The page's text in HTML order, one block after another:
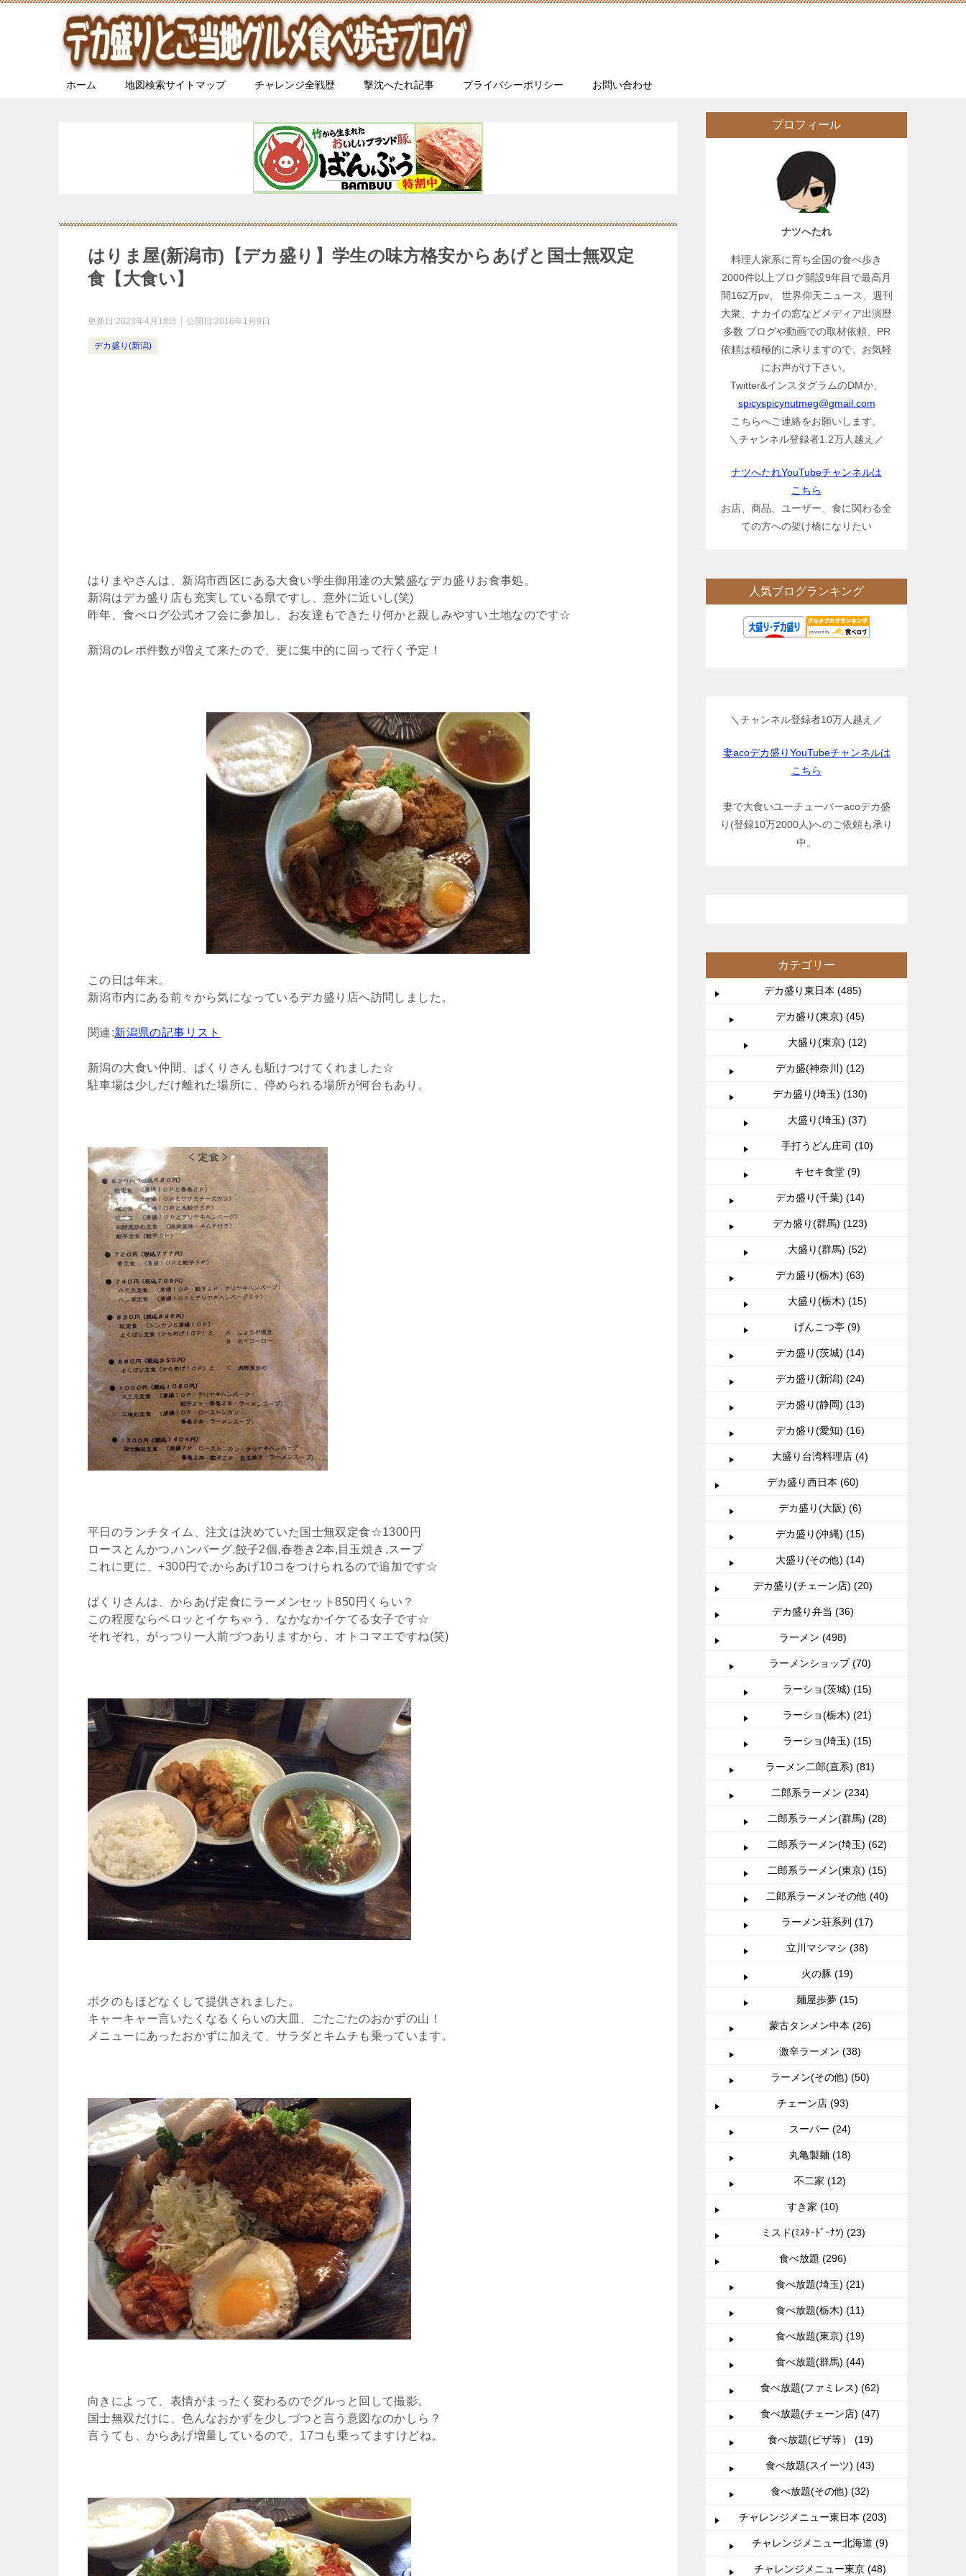
ホーム 地図検索サイトマップ チャレンジ全戦歴 撃沈へたれ記事 プライバシーポリシー お問い合わせ
はりま屋(新潟市)【デカ盛り】学生の味方格安からあげと国士無双定
食【大食い】
更新日:2023年4月18日 公開日:2016年1月9日
デカ盛り(新潟)
はりまやさんは、新潟市西区にある大食い学生御用達の大繁盛なデカ盛りお食事処。
新潟はデカ盛り店も充実している県ですし、意外に近いし(笑)
昨年、食べログ公式オフ会に参加し、お友達もできたり何かと親しみやすい土地なのです☆
新潟のレポ件数が増えて来たので、更に集中的に回って行く予定！
この日は年末。
新潟市内にある前々から気になっているデカ盛り店へ訪問しました。
関連:新潟県の記事リスト
新潟の大食い仲間、ぱくりさんも駈けつけてくれました☆
駐車場は少しだけ離れた場所に、停められる場所が何台もあり。
平日のランチタイム、注文は決めていた国士無双定食☆1300円
ロースとんかつ,ハンバーグ,餃子2個,春巻き2本,目玉焼き,スープ
これに更に、+300円で,からあげ10コをつけられるので追加です☆
ぱくりさんは、からあげ定食にラーメンセット850円くらい？
この程度ならペロッとイケちゃう、なかなかイケてる女子です☆
それぞれ、がっつり一人前づつありますから、オトコマエですね(笑)
ボクのもほどなくして提供されました。
キャーキャー言いたくなるくらいの大皿、ごたごたのおかずの山！
メニューにあったおかずに加えて、サラダとキムチも乗っています。
向きによって、表情がまったく変わるのでグルっと回して撮影。
国士無双だけに、色んなおかずを少しづつと言う意図なのかしら？
言うても、からあげ増量しているので、17コも乗ってますけどね。
プロフィール
ナツへたれ
料理人家系に育ち全国の食べ歩き
2000件以上ブログ開設9年目で最高月
間162万pv、 世界仰天ニュース、週刊
大衆、ナカイの窓などメディア出演歴
多数 ブログや動画での取材依頼、PR
依頼は積極的に承りますので、お気軽
にお声がけ下さい。
Twitter&インスタグラムのDMか、
spicyspicynutmeg@gmail.com
こちらへご連絡をお願いします。
＼チャンネル登録者1.2万人越え／
ナツへたれYouTubeチャンネルは
こちら
お店、商品、ユーザー、食に関わる全
ての方への架け橋になりたい
人気ブログランキング
＼チャンネル登録者10万人越え／
妻acoデカ盛りYouTubeチャンネルは
こちら
妻で大食いユーチューバーacoデカ盛
り(登録10万2000人)へのご依頼も承り
中。
カテゴリー
デカ盛り東日本 (485)
デカ盛り(東京) (45)
大盛り(東京) (12)
デカ盛(神奈川) (12)
デカ盛り(埼玉) (130)
大盛り(埼玉) (37)
手打うどん庄司 (10)
キセキ食堂 (9)
デカ盛り(千葉) (14)
デカ盛り(群馬) (123)
大盛り(群馬) (52)
デカ盛り(栃木) (63)
大盛り(栃木) (15)
げんこつ亭 (9)
デカ盛り(茨城) (14)
デカ盛り(新潟) (24)
デカ盛り(静岡) (13)
デカ盛り(愛知) (16)
大盛り台湾料理店 (4)
デカ盛り西日本 (60)
デカ盛り(大阪) (6)
デカ盛り(沖縄) (15)
大盛り(その他) (14)
デカ盛り(チェーン店) (20)
デカ盛り弁当 (36)
ラーメン (498)
ラーメンショップ (70)
ラーショ(茨城) (15)
ラーショ(栃木) (21)
ラーショ(埼玉) (15)
ラーメン二郎(直系) (81)
二郎系ラーメン (234)
二郎系ラーメン(群馬) (28)
二郎系ラーメン(埼玉) (62)
二郎系ラーメン(東京) (15)
二郎系ラーメンその他 (40)
ラーメン荘系列 (17)
立川マシマシ (38)
火の豚 (19)
麺屋歩夢 (15)
蒙古タンメン中本 (26)
激辛ラーメン (38)
ラーメン(その他) (50)
チェーン店 (93)
スーパー (24)
丸亀製麺 (18)
不二家 (12)
すき家 (10)
ミスド(ﾐｽﾀｰﾄﾞｰﾅﾂ) (23)
食べ放題 (296)
食べ放題(埼玉) (21)
食べ放題(栃木) (11)
食べ放題(東京) (19)
食べ放題(群馬) (44)
食べ放題(ファミレス) (62)
食べ放題(チェーン店) (47)
食べ放題(ピザ等） (19)
食べ放題(スイーツ) (43)
食べ放題(その他) (32)
チャレンジメニュー東日本 (203)
チャレンジメニュー北海道 (9)
チャレンジメニュー東京 (48)